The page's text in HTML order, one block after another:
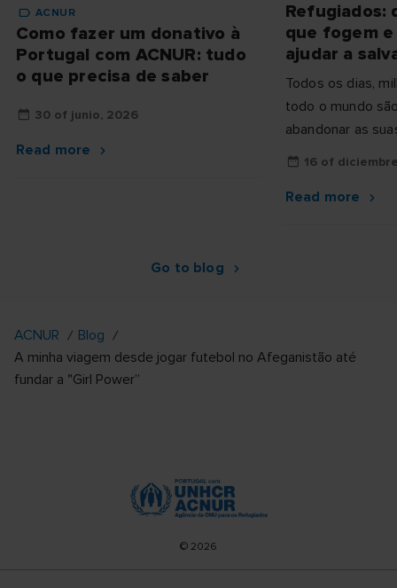
ACNUR
Como fazer um donativo à
Portugal com ACNUR: tudo
o que precisa de saber
30 of junio, 2026
Read more
Refugiados:
que fogem
ajudar a
Todos os dias,
todo o mundo
abandonar as
guerra, da
16 of
Read more
Go to blog
ACNUR
Blog
A minha viagem desde jogar futebol no Afeganistão até
fundar a "Girl Power”
© 2026